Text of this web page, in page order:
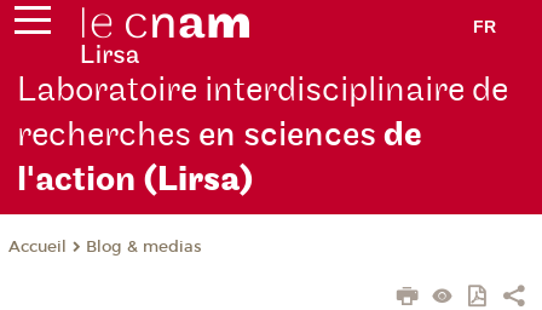
FR
Laboratoire interdisciplinaire de
recherches en sciencesde
l'action (Lirsa)
Accueil Blog & medias